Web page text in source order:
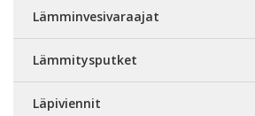
Lämminvesivaraajat
Lämmitysputket
Läpiviennit